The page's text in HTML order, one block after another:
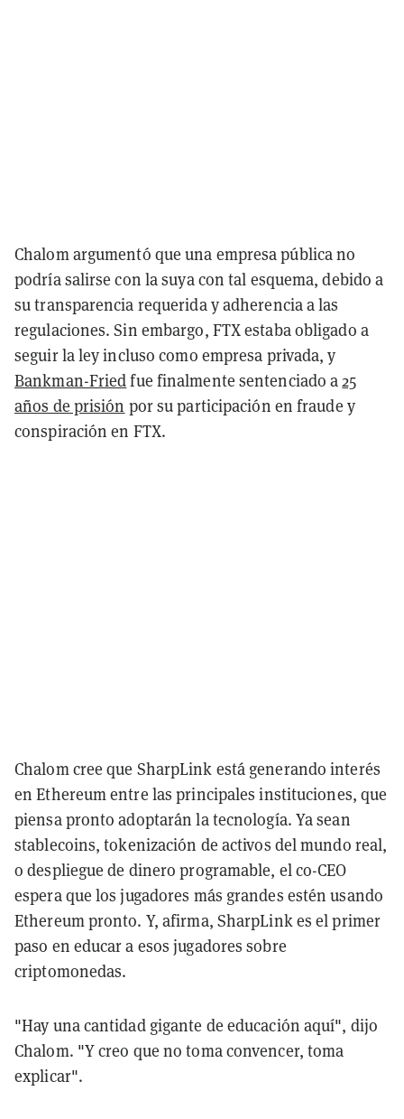
Chalom argumentó que una empresa pública no
podría salirse con la suya con tal esquema, debido a
su transparencia requerida y adherencia a las
regulaciones. Sin embargo, FTX estaba obligado a
seguir la ley incluso como empresa privada, y
Bankman-Friedfue finalmente sentenciado a25
años de prisión por su participación en fraude y
conspiración en FTX.
Chalom cree que SharpLink está generando interés
en Ethereum entre las principales instituciones, que
piensa pronto adoptarán la tecnología. Ya sean
stablecoins, tokenización de activos del mundo real,
o despliegue de dinero programable, el co-CEO
espera que los jugadores más grandes estén usando
Ethereum pronto. Y, afirma, SharpLink es el primer
paso en educar a esos jugadores sobre
criptomonedas.
"Hay una cantidad gigante de educación aquí", dijo
Chalom. "Y creo que no toma convencer, toma
explicar".